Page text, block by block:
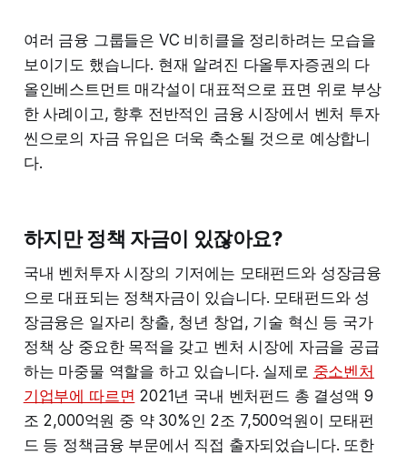
여러 금융 그룹들은 VC 비히클을 정리하려는 모습을
보이기도 했습니다. 현재 알려진 다올투자증권의 다
올인베스트먼트 매각설이 대표적으로 표면 위로 부상
한 사례이고, 향후 전반적인 금융 시장에서 벤처 투자
씬으로의 자금 유입은 더욱 축소될 것으로 예상합니
다.
하지만 정책 자금이 있잖아요?
국내 벤처투자 시장의 기저에는 모태펀드와 성장금융
으로 대표되는 정책자금이 있습니다. 모태펀드와 성
장금융은 일자리 창출, 청년 창업, 기술 혁신 등 국가
정책 상 중요한 목적을 갖고 벤처 시장에 자금을 공급
하는 마중물 역할을 하고 있습니다. 실제로 중소벤처
기업부에 따르면 2021년 국내 벤처펀드 총 결성액 9
조 2,000억원 중 약 30%인 2조 7,500억원이 모태펀
드 등 정책금융 부문에서 직접 출자되었습니다. 또한